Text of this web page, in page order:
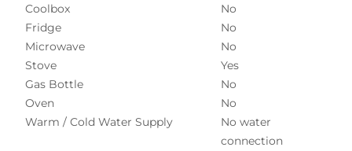
Coolbox
No
Fridge
No
Microwave
No
Stove
Yes
Gas Bottle
No
Oven
No
Warm / Cold Water Supply
No water
connection